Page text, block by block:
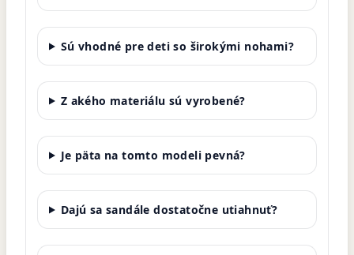
Sú vhodné pre deti so širokými nohami?
Z akého materiálu sú vyrobené?
Je päta na tomto modeli pevná?
Dajú sa sandále dostatočne utiahnuť?